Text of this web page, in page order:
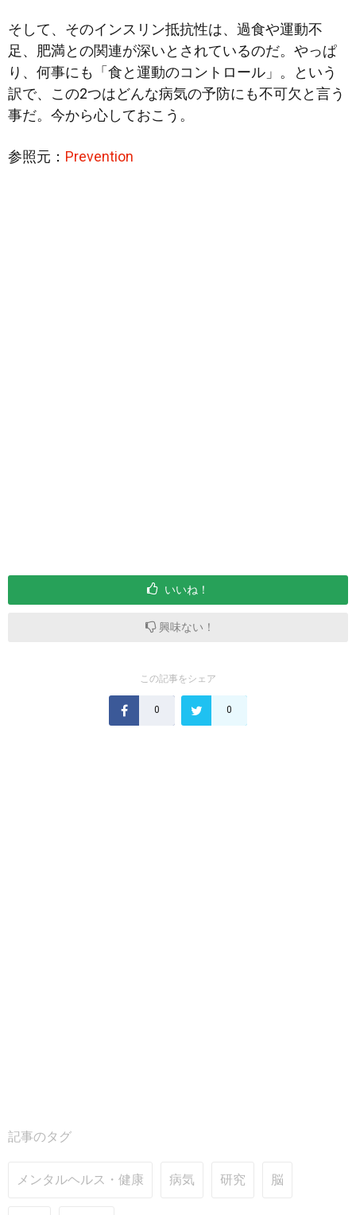
そして、そのインスリン抵抗性は、過食や運動不
足、肥満との関連が深いとされているのだ。やっぱ
り、何事にも「食と運動のコントロール」。という
訳で、この2つはどんな病気の予防にも不可欠と言う
事だ。今から心しておこう。
参照元： Prevention
いいね！
興味ない！
この記事をシェア
0 0
記事のタグ
メンタルヘルス・健康 病気 研究 脳